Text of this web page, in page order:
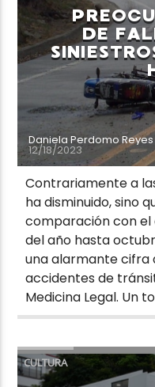
DE
Daniela Perdomo Reyes
12/18/2023
Contrariamente a
ha disminuido, sino
comparación con el
del año hasta
una alarmante cifra
accidentes de
Medicina Legal. Un
CULTURA